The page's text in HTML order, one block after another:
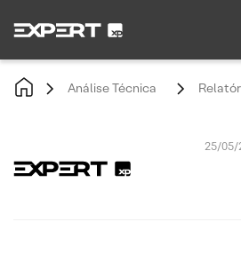
Análise Técnica
25/05/